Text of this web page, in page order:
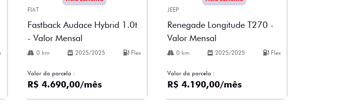
FIAT
Fastback Audace Hybrid 1.0t
- Valor Mensal
0 km 2025/2025 Flex
Valor da parcela :
R$ 4.690,00/mês
JEEP
Renegade Longitude T270 -
Valor Mensal
0 km 2025/2025 Flex
Valor da parcela :
R$ 4.190,00/mês